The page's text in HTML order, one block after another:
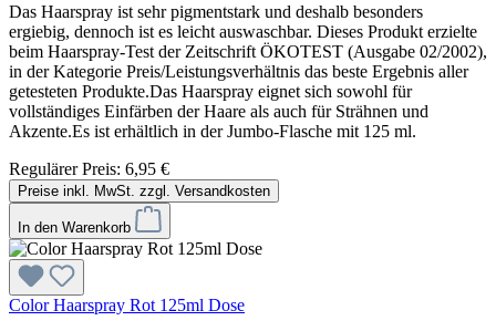
Das Haarspray ist sehr pigmentstark und deshalb besonders
ergiebig, dennoch ist es leicht auswaschbar. Dieses Produkt erzielte
beim Haarspray-Test der Zeitschrift ÖKOTEST (Ausgabe 02/2002),
in der Kategorie Preis/Leistungsverhältnis das beste Ergebnis aller
getesteten Produkte.Das Haarspray eignet sich sowohl für
vollständiges Einfärben der Haare als auch für Strähnen und
Akzente.Es ist erhältlich in der Jumbo-Flasche mit 125 ml.
Regulärer Preis: 6,95 €
Preise inkl. MwSt. zzgl. Versandkosten
In den Warenkorb
Color Haarspray Rot 125ml Dose